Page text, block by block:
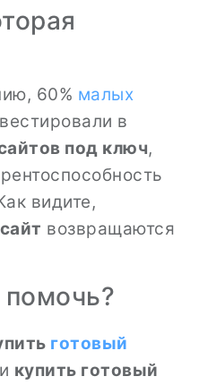
60% малых
в
под ключ,
видите,
возвращаются
готовый
купить готовый